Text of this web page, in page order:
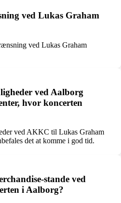
ved Lukas Graham
ved Lukas Graham
ved Aalborg
hvor koncerten
ved AKKC til Lukas Graham
det at komme i god tid.
stande ved
i Aalborg?